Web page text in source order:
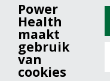
+31 (0)76 571 19 68
Adresse
Power
Health
maakt
gebruik
van
cookies